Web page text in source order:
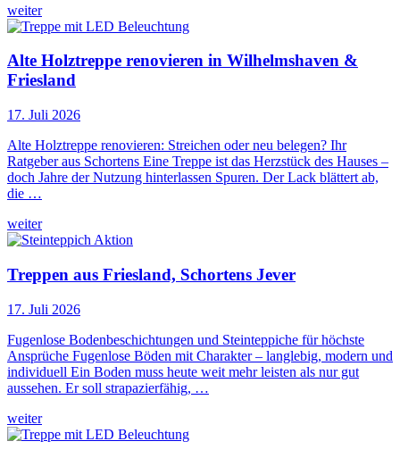
weiter
Alte Holztreppe renovieren in Wilhelmshaven &
Friesland
17. Juli 2026
Alte Holztreppe renovieren: Streichen oder neu belegen? Ihr
Ratgeber aus Schortens Eine Treppe ist das Herzstück des Hauses –
doch Jahre der Nutzung hinterlassen Spuren. Der Lack blättert ab,
die …
weiter
Treppen aus Friesland, Schortens Jever
17. Juli 2026
Fugenlose Bodenbeschichtungen und Steinteppiche für höchste
Ansprüche Fugenlose Böden mit Charakter – langlebig, modern und
individuell Ein Boden muss heute weit mehr leisten als nur gut
aussehen. Er soll strapazierfähig, …
weiter